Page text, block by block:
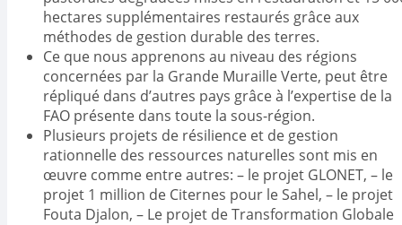
hectares supplémentaires restaurés grâce aux
méthodes de gestion durable des terres.
Ce que nous apprenons au niveau des régions
concernées par la Grande Muraille Verte, peut être
répliqué dans d’autres pays grâce à l’expertise de la
FAO présente dans toute la sous-région.
Plusieurs projets de résilience et de gestion
rationnelle des ressources naturelles sont mis en
œuvre comme entre autres: – le projet GLONET, – le
projet 1 million de Citernes pour le Sahel, – le projet
Fouta Djalon, – Le projet de Transformation Globale